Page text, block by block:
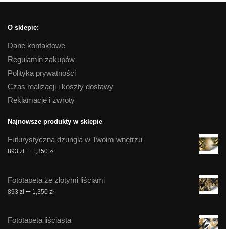
O sklepie:
Dane kontaktowe
Regulamin zakupów
Polityka prywatności
Czas realizacji i koszty dostawy
Reklamacje i zwroty
Najnowsze produkty w sklepie
Futurystyczna dżungla w Twoim wnętrzu
893 zł – 1,350 złZakres
893 zł
do
Fototapeta ze złotymi liściami
893 zł – 1,350 złZakres
893 zł
Fototapeta liściasta